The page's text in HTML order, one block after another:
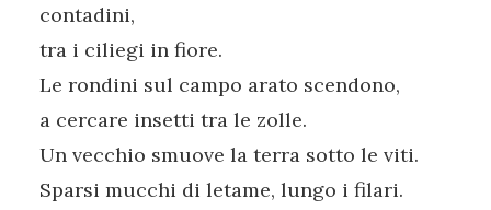
contadini,
tra i ciliegi in fiore.
Le rondini sul campo arato scendono,
a cercare insetti tra le zolle.
Un vecchio smuove la terra sotto le viti.
Sparsi mucchi di letame, lungo i filari.